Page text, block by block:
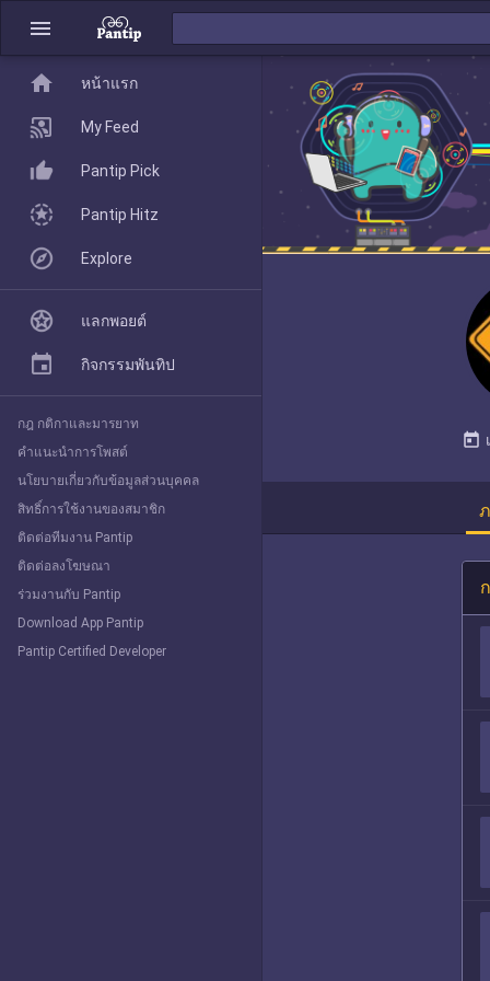
menu
today
home
Pantip Pick
Explore
home หน้าแรก
My Feed
Pantip Pick
Pantip Hitz
Explore
แลกพอยต์
กิจกรรมพันทิป
กฎ กติกาและมารยาท
คำแนะนำการโพสต์
นโยบายเกี่ยวกับข้อมูลส่วนบุคคล
สิทธิ์การใช้งานของสมาชิก
ติดต่อทีมงาน Pantip
ติดต่อลงโฆษณา
ร่วมงานกับ Pantip
Download App Pantip
Pantip Certified Developer